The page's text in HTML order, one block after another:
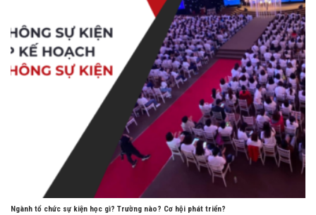
Ngành tổ chức sự kiện học gì? Trường nào? Cơ hội phát triển?